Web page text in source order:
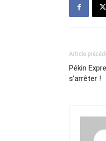
Article
Pékin
s’arrêter !